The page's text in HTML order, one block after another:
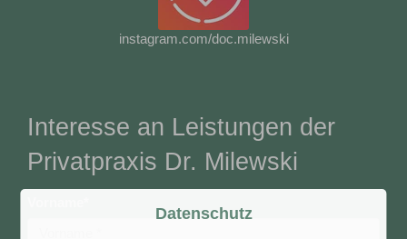
instagram.com/doc.milewski
Interesse an Leistungen der
Privatpraxis Dr. Milewski
Datenschutz